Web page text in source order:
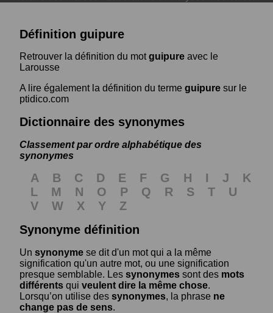
Définition guipure
Retrouver la définition du motguipure avec le
Larousse
A lire également la définition du terme guipure sur le
ptidico.com
Dictionnaire des synonymes
Classement par ordre alphabétique des
synonymes
A B C D E F G H I J
K
L
M N O P Q R S T
U
V
W X Y
Z
Synonyme définition
Un synonyme se dit d'un mot qui a la même
signification qu'un autre mot, ou une signification
presque semblable. Les synonymes sont des mots
différents qui veulent dire la même chose.
Lorsqu’on utilise des synonymes, la phrase ne
change pas de sens.